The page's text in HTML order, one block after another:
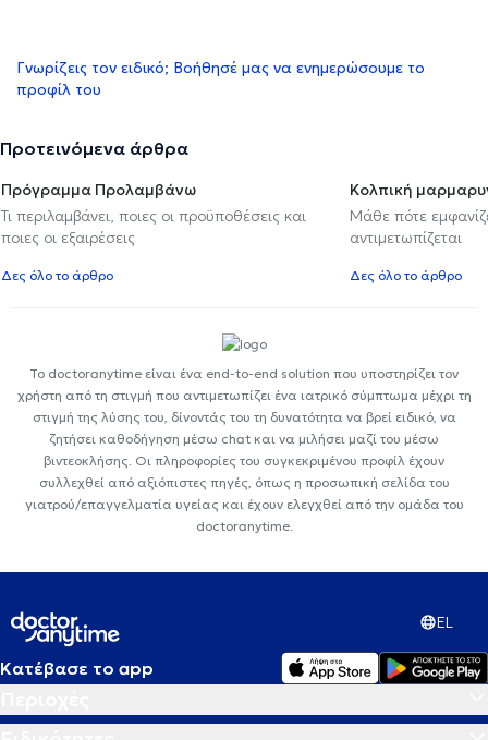
Γνωρίζεις τον ειδικό; Βοήθησέ μας να ενημερώσουμε το
προφίλ του
Προτεινόμενα άρθρα
Πρόγραμμα Προλαμβάνω
Τι περιλαμβάνει, ποιες οι προϋποθέσεις και
ποιες οι εξαιρέσεις
Δες όλο το άρθρο
Κολπική
Μάθε πότε
αντιμετωπίζεται
Δες όλο το άρθρο
Το doctoranytime είναι ένα end-to-end solution που υποστηρίζει τον
χρήστη από τη στιγμή που αντιμετωπίζει ένα ιατρικό σύμπτωμα μέχρι τη
στιγμή της λύσης του, δίνοντάς του τη δυνατότητα να βρεί ειδικό, να
ζητήσει καθοδήγηση μέσω chat και να μιλήσει μαζί του μέσω
βιντεοκλήσης. Οι πληροφορίες του συγκεκριμένου προφίλ έχουν
συλλεχθεί από αξιόπιστες πηγές, όπως η προσωπική σελίδα του
γιατρού/επαγγελματία υγείας και έχουν ελεγχθεί από την ομάδα του
doctoranytime.
EL
Κατέβασε το app